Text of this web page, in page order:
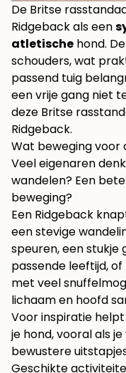
De Britse
Ridgeback als een
atletische hond.
schouders, wat
passend tuig
een vrije gang niet
deze Britse
Ridgeback.
Wat beweging
Veel eigenaren
wandelen? Een
beweging?
Een Ridgeback
een stevige
speuren, een
passende leeftijd,
met veel
lichaam en hoofd
Voor inspiratie
je hond, vooral als
bewustere
Geschikte